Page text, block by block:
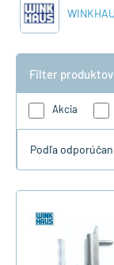
Filter produktov
Akcia
Podľa